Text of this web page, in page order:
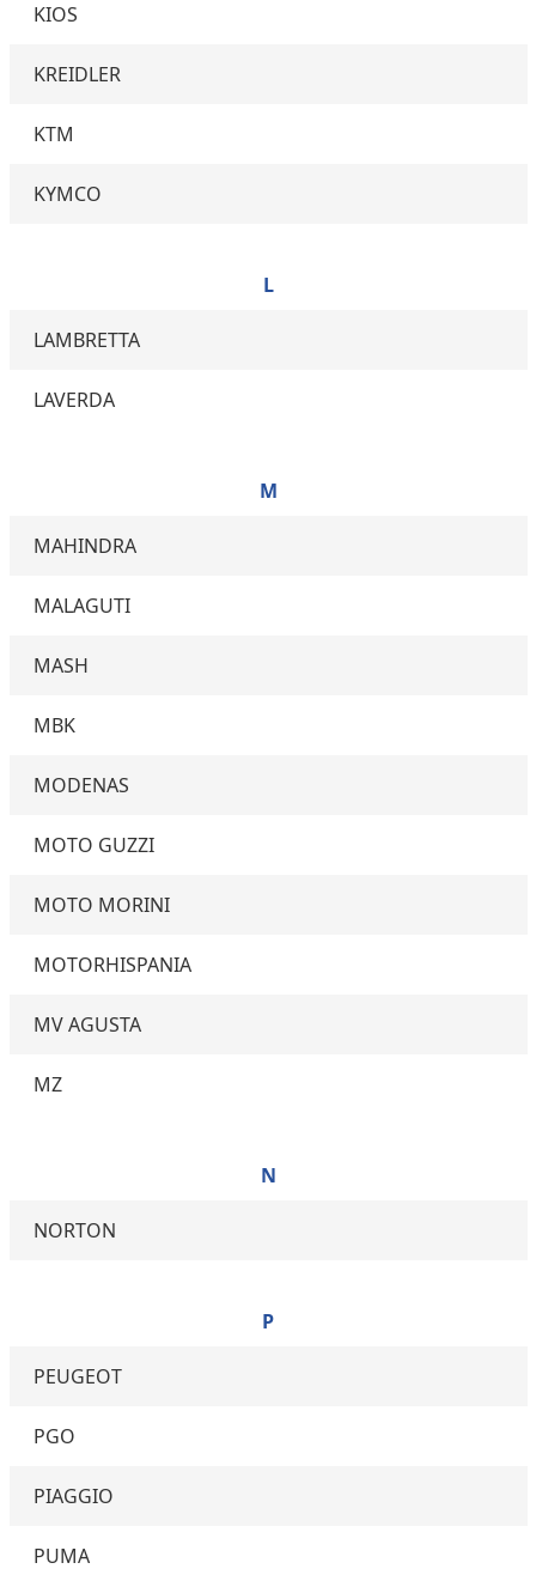
KIOS
KREIDLER
KTM
KYMCO
L
LAMBRETTA
LAVERDA
M
MAHINDRA
MALAGUTI
MASH
MBK
MODENAS
MOTO GUZZI
MOTO MORINI
MOTORHISPANIA
MV AGUSTA
MZ
N
NORTON
P
PEUGEOT
PGO
PIAGGIO
PUMA